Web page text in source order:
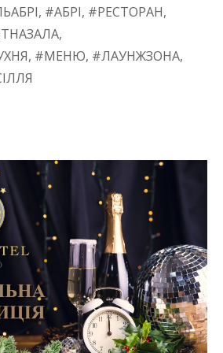
#АБРІ, #РЕСТОРАН,
#МЕНЮ, #ЛАУНЖЗОНА,